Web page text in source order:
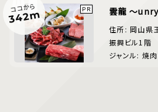
ココから
342m 雲龍 ～
住所: 岡山県
振興ビル1階
ジャンル: 焼肉